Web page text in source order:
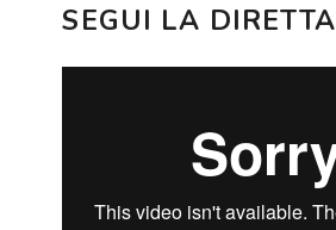
SEGUI LA DIRETTA